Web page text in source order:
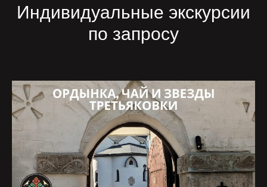
Индивидуальные экскурсии
по запросу